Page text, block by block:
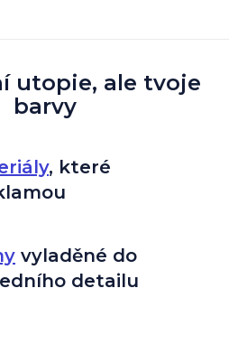
utopie, ale tvoje
barvy
, které
vyladěné do
detailu